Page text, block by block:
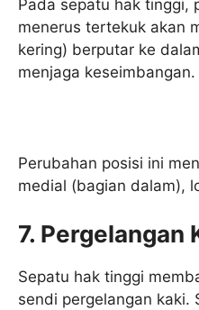
Pada sepatu hak tinggi,
menerus tertekuk akan
kering) berputar ke
menjaga keseimbangan.
Perubahan posisi ini
medial (bagian dalam),
7. Pergelangan
Sepatu hak tinggi
sendi pergelangan kaki.